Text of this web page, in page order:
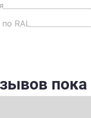
RAL
пока